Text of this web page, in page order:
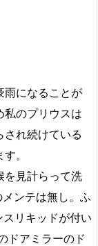
になることが
私のプリウスは
れ続けている
。
見計らって洗
ンテは無し。ふ
リキッドが付い
ドアミラーのド